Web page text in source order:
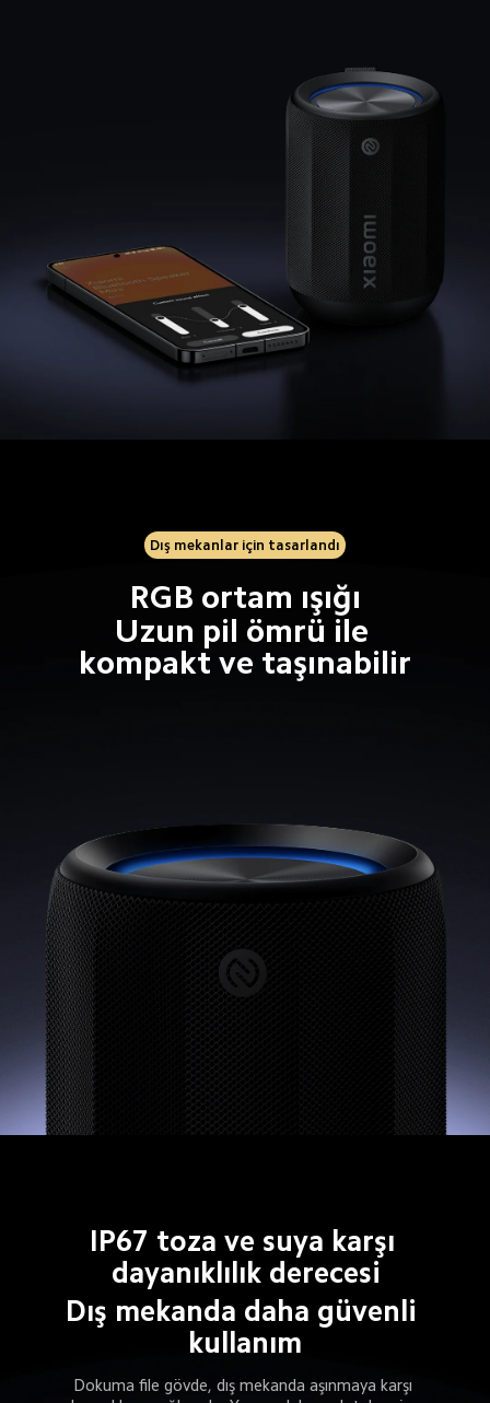
Dış mekanlar için tasarlandı
RGB ortam ışığı
Uzun pil ömrü ile
kompakt ve taşınabilir
IP67 toza ve suya karşı
dayanıklılık derecesi
Dış mekanda daha güvenli
kullanım
Dokuma file gövde, dış mekanda aşınmaya karşı